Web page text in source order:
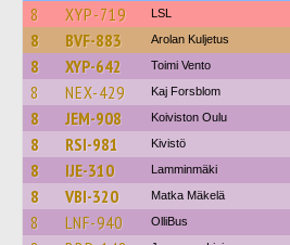
8 XYP-719 LSL
8 BVF-883 Arolan Kuljetus
8 XYP-642 Toimi Vento
8 NEX-429 Kaj Forsblom
8 JEM-908 Koiviston Oulu
8 RSI-981 Kivistö
8 IJE-310 Lamminmäki
8 VBI-320 Matka Mäkelä
8 LNF-940 OlliBus